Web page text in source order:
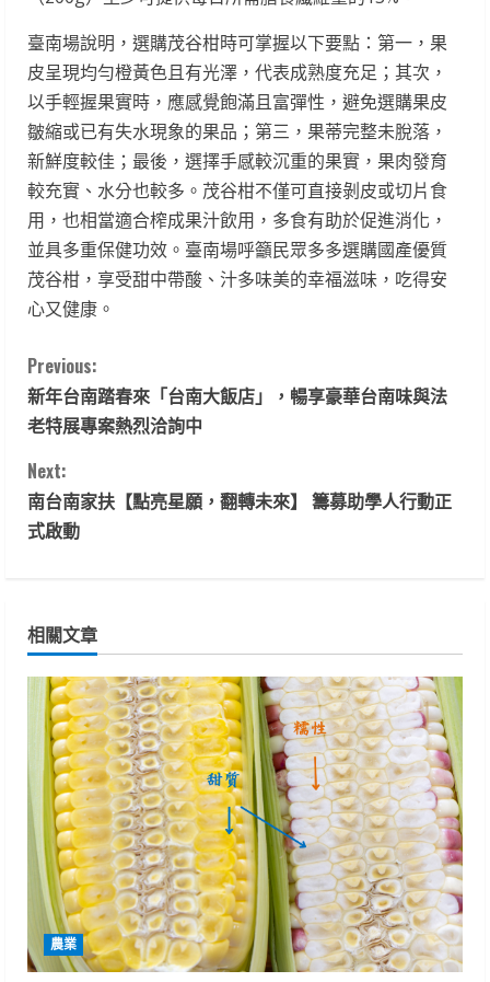
臺南場說明，選購茂谷柑時可掌握以下要點：第一，果
皮呈現均勻橙黃色且有光澤，代表成熟度充足；其次，
以手輕握果實時，應感覺飽滿且富彈性，避免選購果皮
皺縮或已有失水現象的果品；第三，果蒂完整未脫落，
新鮮度較佳；最後，選擇手感較沉重的果實，果肉發育
較充實、水分也較多。茂谷柑不僅可直接剝皮或切片食
用，也相當適合榨成果汁飲用，多食有助於促進消化，
並具多重保健功效。臺南場呼籲民眾多多選購國產優質
茂谷柑，享受甜中帶酸、汁多味美的幸福滋味，吃得安
心又健康。
C
o
n
t
i
u
e
R
e
a
d
n
Previous:
新年台南踏春來「台南大飯店」，暢享豪華台南味與法
老特展專案熱烈洽詢中
Next:
南台南家扶【點亮星願，翻轉未來】 籌募助學人行動正
式啟動
相關文章
農業